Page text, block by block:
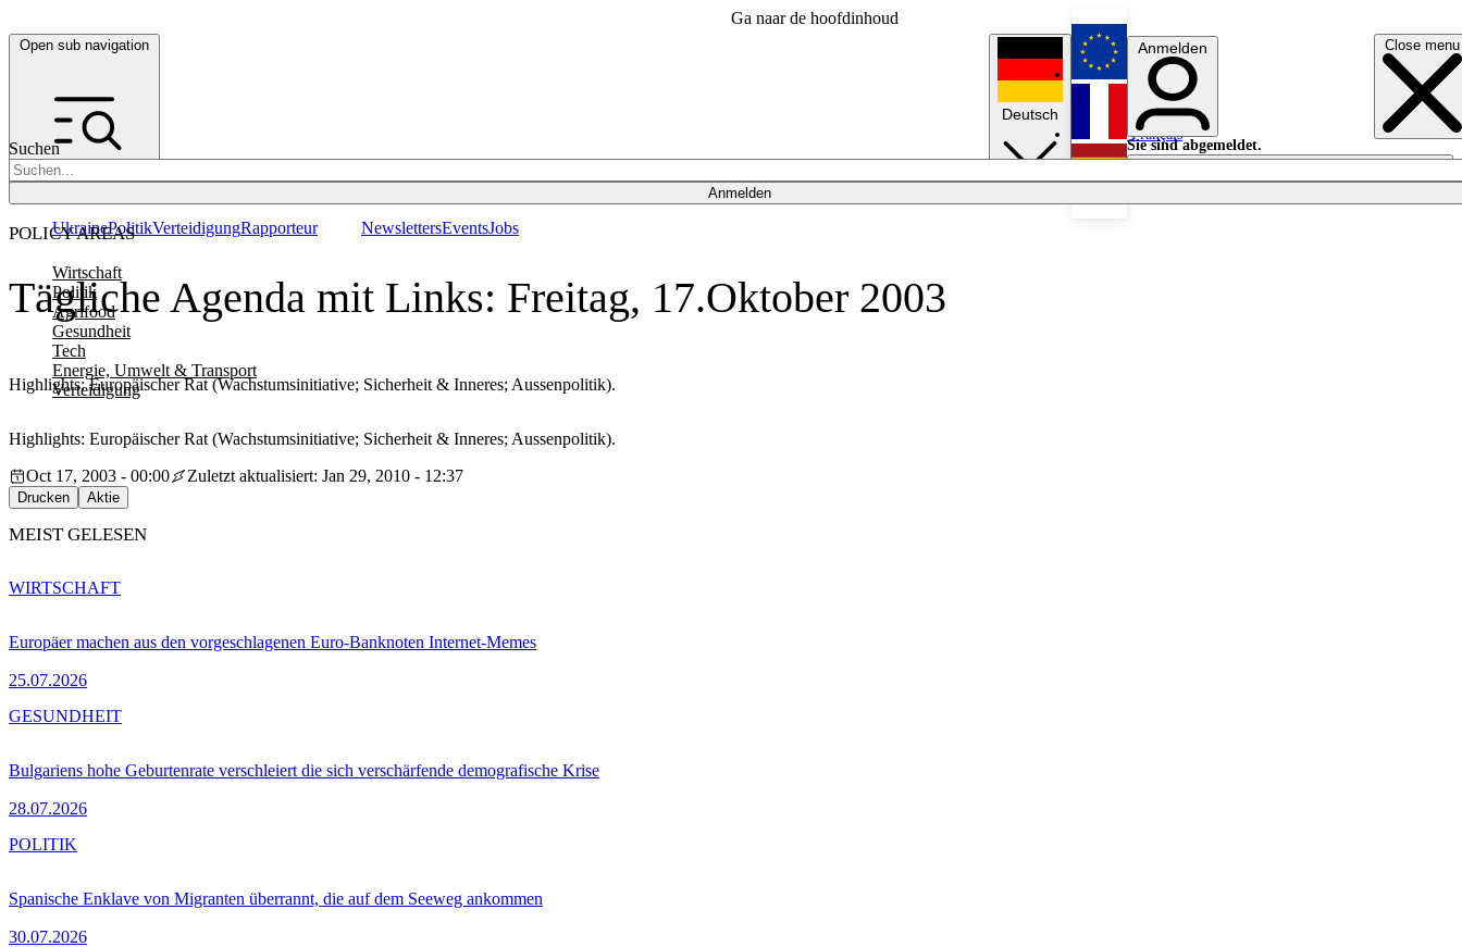
Ga naar de hoofdinhoud
Open sub navigation Close menu
Suchen
Anmelden
POLICY AREAS
Wirtschaft
Politik
Agrifood
Gesundheit
Tech
Energie, Umwelt & Transport
Verteidigung
UkrainePolitikVerteidigungRapporteur NewslettersEventsJobs
Deutsch
English
Français
Anmelden
Sie sind abgemeldet.
Anmelden
Licht aus
Tägliche Agenda mit Links: Freitag, 17.Oktober 2003
Highlights: Europäischer Rat (Wachstumsinitiative; Sicherheit & Inneres; Aussenpolitik).
Highlights: Europäischer Rat (Wachstumsinitiative; Sicherheit & Inneres; Aussenpolitik).
Oct 17, 2003 - 00:00
Zuletzt aktualisiert: Jan 29, 2010 - 12:37
Drucken Aktie
MEIST GELESEN
Europäer machen aus den vorgeschlagenen Euro-Banknoten Internet-Memes
25.07.2026
WIRTSCHAFT
Bulgariens hohe Geburtenrate verschleiert die sich verschärfende demografische Krise
28.07.2026
GESUNDHEIT
Spanische Enklave von Migranten überrannt, die auf dem Seeweg ankommen
30.07.2026
POLITIK